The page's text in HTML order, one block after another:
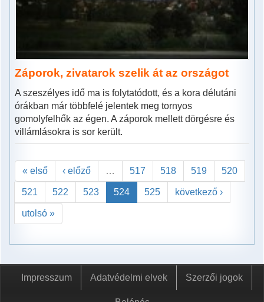
Záporok, zivatarok szelik át az országot
A szeszélyes idő ma is folytatódott, és a kora délutáni
órákban már többfelé jelentek meg tornyos
gomolyfelhők az égen. A záporok mellett dörgésre és
villámlásokra is sor került.
« első ‹ előző … 517 518 519 520
521 522 523 524 525 következő ›
utolsó »
Impresszum Adatvédelmi elvek Szerzői jogok